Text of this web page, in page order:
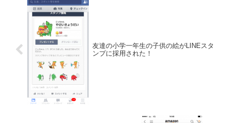
友達の小学一年生の子供の絵がLINEスタ
ンプに採用された！